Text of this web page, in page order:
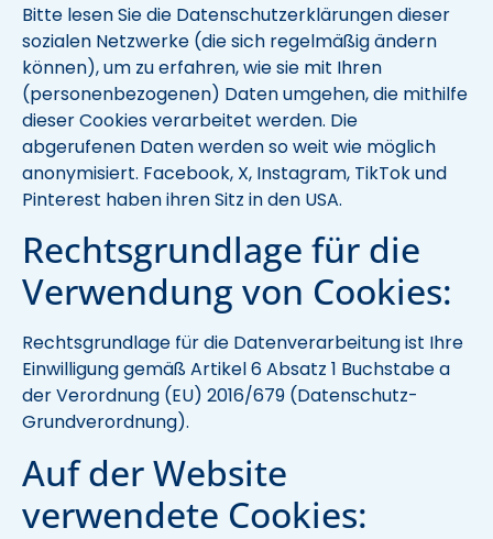
Bitte lesen Sie die Datenschutzerklärungen dieser
sozialen Netzwerke (die sich regelmäßig ändern
können), um zu erfahren, wie sie mit Ihren
(personenbezogenen) Daten umgehen, die mithilfe
dieser Cookies verarbeitet werden. Die
abgerufenen Daten werden so weit wie möglich
anonymisiert. Facebook, X, Instagram, TikTok und
Pinterest haben ihren Sitz in den USA.
Rechtsgrundlage für die
Verwendung von Cookies:
Rechtsgrundlage für die Datenverarbeitung ist Ihre
Einwilligung gemäß Artikel 6 Absatz 1 Buchstabe a
der Verordnung (EU) 2016/679 (Datenschutz-
Grundverordnung).
Auf der Website
verwendete Cookies: